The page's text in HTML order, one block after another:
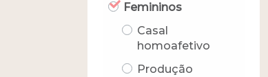
Femininos
Casal
homoafetivo
Produção